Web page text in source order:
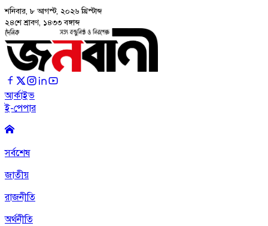
শনিবার, ৮ আগস্ট, ২০২৬ খ্রিস্টাব্দ
২৪শে শ্রাবণ, ১৪৩৩ বঙ্গাব্দ
আর্কাইভ
ই-পেপার
সর্বশেষ
জাতীয়
রাজনীতি
অর্থনীতি